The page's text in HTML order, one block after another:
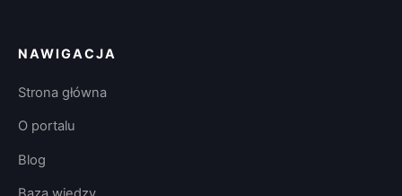
NAWIGACJA
Strona główna
O portalu
Blog